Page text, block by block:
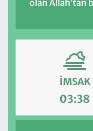
olan Allah’tan
İMSAK
03:38